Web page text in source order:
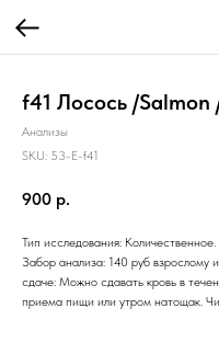
f41 Лосось /Salmon
Анализы
SKU: 53-E-f41
900 р.
Тип исследования:
Забор анализа: 140 руб взрослому
сдаче: Можно сдавать кровь в
приема пищи или утром натощак.